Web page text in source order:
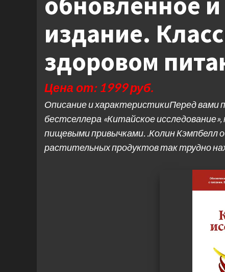
издание.
здоровом
Цена от: 1999 руб.
Описание и характеристикиПеред вами
бестселлера «Китайское
пищевыми привычками. .Колин Кэмпбелл
растительных продуктов так трудно